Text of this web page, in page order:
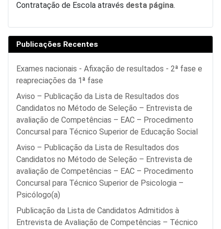
Contratação de Escola através desta página.
Publicações Recentes
Exames nacionais - Afixação de resultados - 2ª fase e
reapreciações da 1ª fase
Aviso – Publicação da Lista de Resultados dos
Candidatos no Método de Seleção – Entrevista de
avaliação de Competências – EAC – Procedimento
Concursal para Técnico Superior de Educação Social
Aviso – Publicação da Lista de Resultados dos
Candidatos no Método de Seleção – Entrevista de
avaliação de Competências – EAC – Procedimento
Concursal para Técnico Superior de Psicologia –
Psicólogo(a)
Publicação da Lista de Candidatos Admitidos à
Entrevista de Avaliação de Competências – Técnico